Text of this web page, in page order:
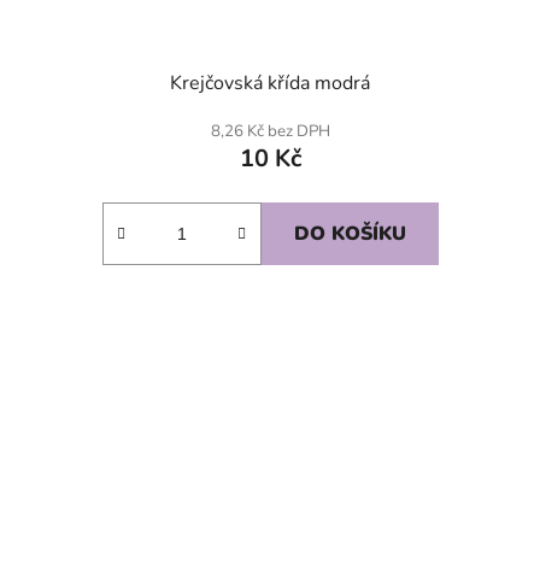
Krejčovská křída modrá
8,26 Kč bez DPH
10 Kč
DO KOŠÍKU